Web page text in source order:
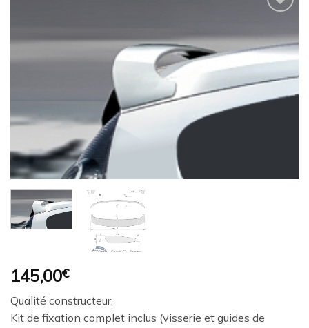
à la
wishlist
145,00€
Qualité constructeur.
Kit de fixation complet inclus (visserie et guides de